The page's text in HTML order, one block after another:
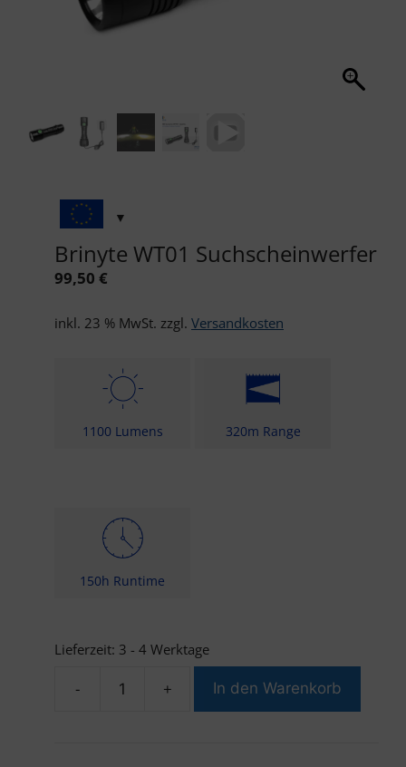
Brinyte WT01 Suchscheinwerfer
99,50 €
inkl. 23 % MwSt. zzgl. Versandkosten
1100 Lumens 320m Range
150h Runtime
Lieferzeit: 3 - 4 Werktage
-
Brinyte
+ In den Warenkorb